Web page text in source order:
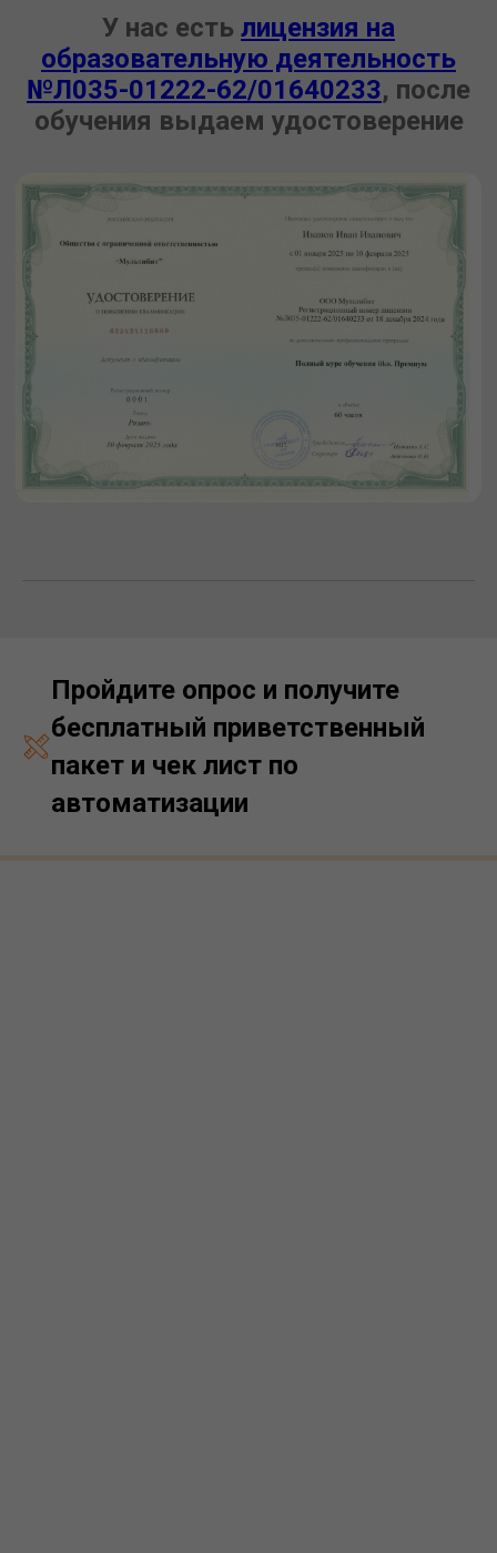
У нас есть лицензия на
образовательную деятельность
№Л035-01222-62/01640233, после
обучения выдаем удостоверение
Пройдите опрос и получите
бесплатный приветственный
пакет и чек лист по
автоматизации